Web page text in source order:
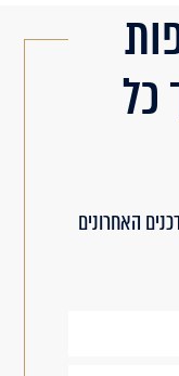
כל
האחרונים